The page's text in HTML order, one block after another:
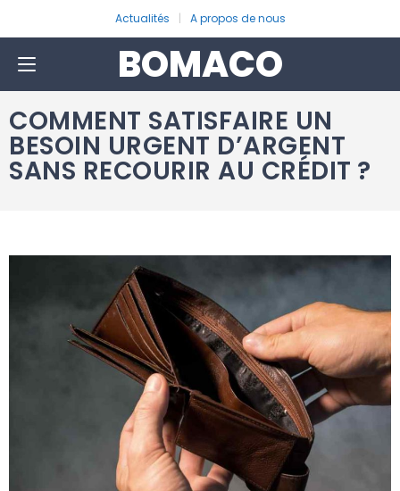
Actualités A propos de nous
BOMACO
COMMENT SATISFAIRE UN
BESOIN URGENT D’ARGENT
SANS RECOURIR AU CRÉDIT ?